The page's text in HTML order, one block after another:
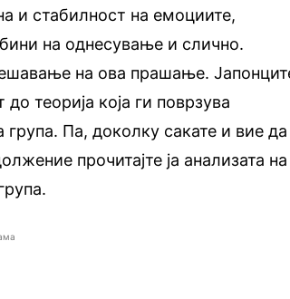
и стабилност на емоциите,
на однесување и слично.
на ова прашање.
теорија која ги поврзува
група. Па, доколку сакате и вие да
прочитајте ја анализата на